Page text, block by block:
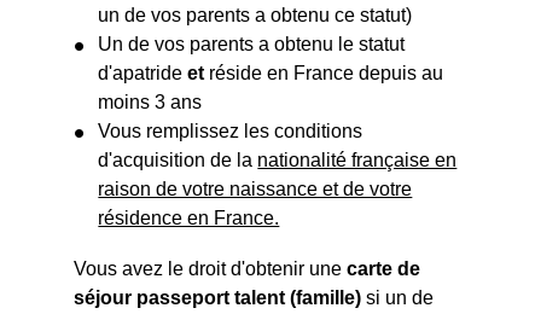
un de vos parents a obtenu ce statut)
Un de vos parents a obtenu le statut
d'apatrideet réside en France depuis au
moins 3 ans
Vous remplissez les conditions
d'acquisition de la nationalité française en
raison de votre naissance et de votre
résidence en France.
Vous avez le droit d'obtenir unecarte de
séjour passeport talent (famille) si un de